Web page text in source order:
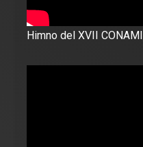
Himno del XVII CONAMI